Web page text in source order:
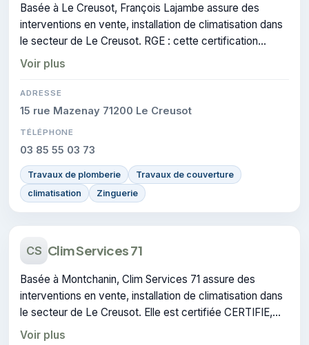
Basée à Le Creusot, François Lajambe assure des
interventions en vente, installation de climatisation dans
le secteur de Le Creusot. RGE : cette certification
atteste du savoir-faire de l'entreprise.
Voir plus
ADRESSE
15 rue Mazenay 71200 Le Creusot
TÉLÉPHONE
03 85 55 03 73
Travaux de plomberie
Travaux de couverture
climatisation
Zinguerie
CS Clim Services 71
Basée à Montchanin, Clim Services 71 assure des
interventions en vente, installation de climatisation dans
le secteur de Le Creusot. Elle est certifiée CERTIFIE,
gage de conformité sur les interventions réalisées.
Voir plus